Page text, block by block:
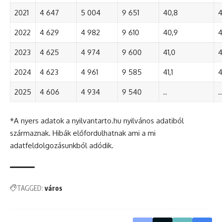
2021 4 647 5 004 9 651 40,8
2022 4 629 4 982 9 610 40,9
2023 4 625 4 974 9 600 41,0
2024 4 623 4 961 9 585 41,1
2025 4 606 4 934 9 540 .. ..
*A nyers adatok a nyilvantarto.hu nyilvános adatiból
származnak. Hibák előfordulhatnak ami a mi
adatfeldolgozásunkból adódik.
TAGGED: város